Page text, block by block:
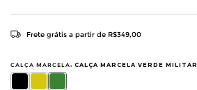
Frete grátis a partir de R$349,00
CALÇA MARCELA: CALÇA MARCELA VERDE MILITAR